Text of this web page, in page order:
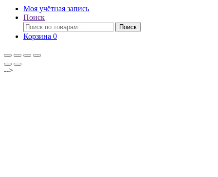
Моя учётная запись
Поиск
Искать:
Поиск
Корзина 0
-->